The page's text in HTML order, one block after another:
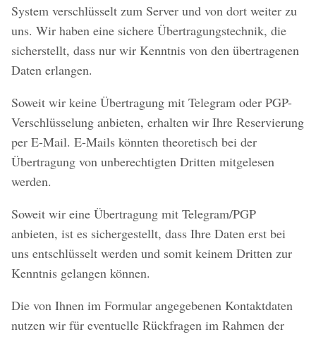
System verschlüsselt zum Server und von dort weiter zu
uns. Wir haben eine sichere Übertragungstechnik, die
sicherstellt, dass nur wir Kenntnis von den übertragenen
Daten erlangen.
Soweit wir keine Übertragung mit Telegram oder PGP-
Verschlüsselung anbieten, erhalten wir Ihre Reservierung
per E-Mail. E-Mails könnten theoretisch bei der
Übertragung von unberechtigten Dritten mitgelesen
werden.
Soweit wir eine Übertragung mit Telegram/PGP
anbieten, ist es sichergestellt, dass Ihre Daten erst bei
uns entschlüsselt werden und somit keinem Dritten zur
Kenntnis gelangen können.
Die von Ihnen im Formular angegebenen Kontaktdaten
nutzen wir für eventuelle Rückfragen im Rahmen der